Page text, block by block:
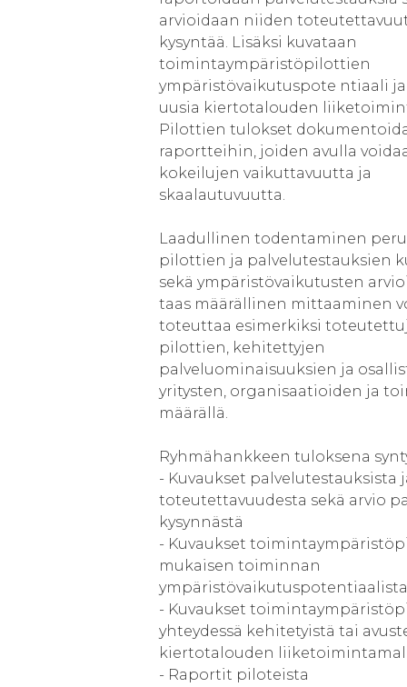
arvioidaan niiden
kysyntää. Lisäksi kuvataan
toimintaympäristöpilottien
ympäristövaikutuspote ntiaali
uusia kiertotalouden
Pilottien tulokset
raportteihin, joiden avulla
kokeilujen vaikuttavuutta ja
skaalautuvuutta.
Laadullinen todentaminen
pilottien ja palvelutestauksien
sekä ympäristövaikutusten
taas määrällinen mittaaminen
toteuttaa esimerkiksi
pilottien, kehitettyjen
palveluominaisuuksien ja
yritysten, organisaatioiden ja
määrällä.
Ryhmähankkeen tuloksena
- Kuvaukset palvelutestauksista
toteutettavuudesta sekä arvio
kysynnästä
- Kuvaukset
mukaisen toiminnan
ympäristövaikutuspotentiaalista
- Kuvaukset
yhteydessä kehitetyistä tai
kiertotalouden
- Raportit piloteista